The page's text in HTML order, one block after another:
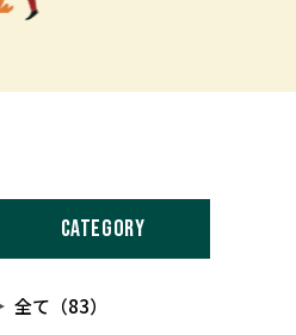
CATEGORY
全て（83）